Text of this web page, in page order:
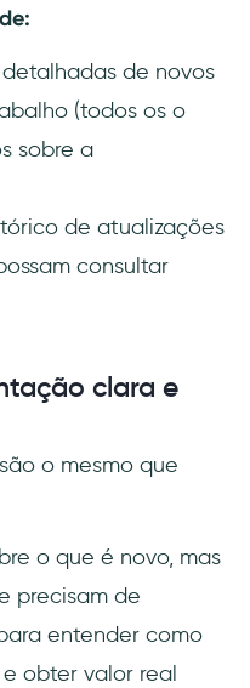
de novos
(todos os o
sobre a
de atualizações
consultar
clara e
o mesmo que
o que é novo, mas
precisam de
entender como
obter valor real